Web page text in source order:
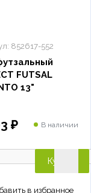
852617-552
FUTSAL
13"
₽ В наличии
Купить